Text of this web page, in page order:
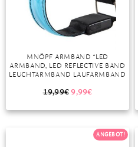
MNÖPF ARMBAND “LED
ARMBAND, LED REFLECTIVE BAND
LEUCHTARMBAND LAUFARMBAND
LEUCHTBÄNDER REFLEKTORBAND
RUNNING SPORTS”
19,99€ 9,99€
ANGEBOT!